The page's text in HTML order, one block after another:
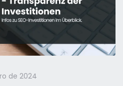
de 2024